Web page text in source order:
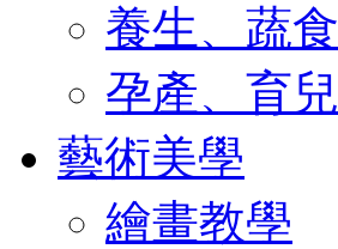
養生、蔬食
孕產、育兒
藝術美學
繪畫教學